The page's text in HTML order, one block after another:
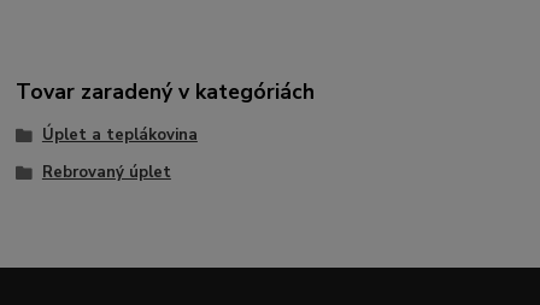
Tovar zaradený v kategóriách
Úplet a teplákovina
Rebrovaný úplet